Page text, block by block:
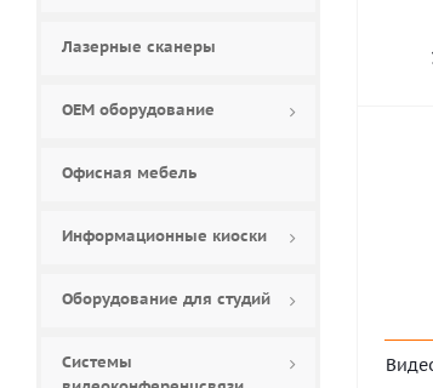
Лазерные сканеры
ОЕМ оборудование
Офисная мебель
Информационные киоски
Оборудование для студий
Системы